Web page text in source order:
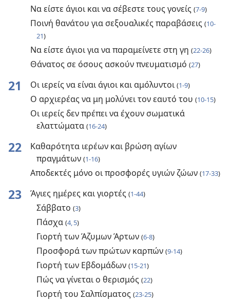
Να είστε άγιοι και να σέβεστε τους γονείς (7-9)
Ποινή θανάτου για σεξουαλικές παραβάσεις (10-
21)
Να είστε άγιοι για να παραμείνετε στη γη (22-26)
Θάνατος σε όσους ασκούν πνευματισμό (27)
21 Οι ιερείς να είναι άγιοι και αμόλυντοι (1-9)
Ο αρχιερέας να μη μολύνει τον εαυτό του (10-15)
Οι ιερείς δεν πρέπει να έχουν σωματικά
ελαττώματα (16-24)
22
Καθαρότητα ιερέων και βρώση αγίων
πραγμάτων (1-16)
Αποδεκτές μόνο οι προσφορές υγιών ζώων (17-33)
23 Άγιες ημέρες και γιορτές (1-44)
Σάββατο (3)
Πάσχα (4, 5)
Γιορτή των Άζυμων Άρτων (6-8)
Προσφορά των πρώτων καρπών (9-14)
Γιορτή των Εβδομάδων (15-21)
Πώς να γίνεται ο θερισμός (22)
Γιορτή του Σαλπίσματος (23-25)